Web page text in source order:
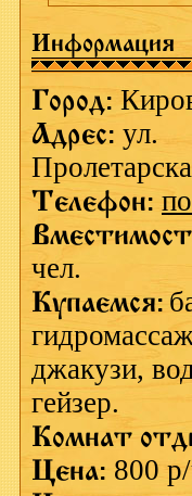
Информация
Город:
Адрес: ул.
Телефон:
чел.
Купаемся:
джакузи,
гейзер.
Комнат
Цена: 800